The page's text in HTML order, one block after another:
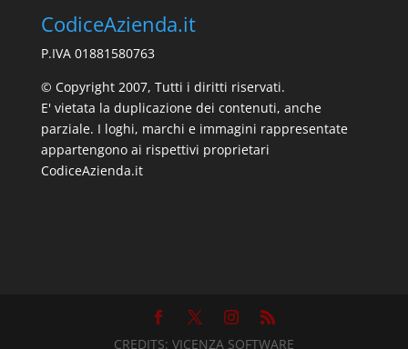
CodiceAzienda.it
P.IVA 01881580763
© Copyright 2007, Tutti i diritti riservati.
E' vietata la duplicazione dei contenuti, anche
parziale. I loghi, marchi e immagini rappresentate
appartengono ai rispettivi proprietari
CodiceAzienda.it
CREDITS: VICENZA SOFTWARE